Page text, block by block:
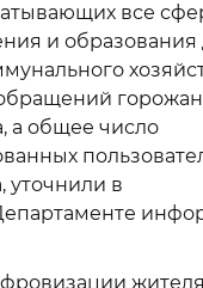
все
и образования
а общее число
уточнили в